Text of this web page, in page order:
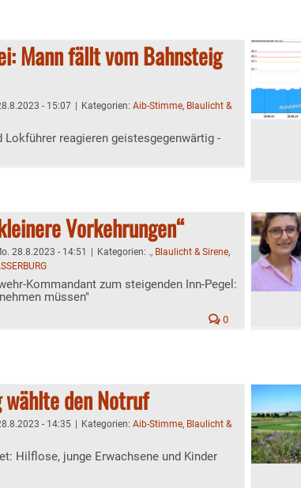
Mann fällt vom Bahnsteig
- 15:07 Kategorien: Aib-Stimme, Blaulicht &
reagieren geistesgegenwärtig -
Vorkehrungen“
28.8.2023 - 14:51 Kategorien: ., Blaulicht & Sirene,
Kommandant zum steigenden Inn-Pegel:
müssen"
0
wählte den Notruf
- 14:35 Kategorien: Aib-Stimme, Blaulicht &
Hilflose, junge Erwachsene und Kinder